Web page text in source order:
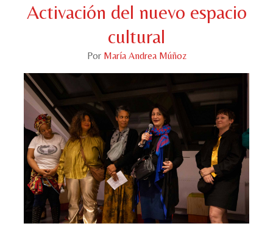
Activación del nuevo espacio
cultural
Por María Andrea Múñoz